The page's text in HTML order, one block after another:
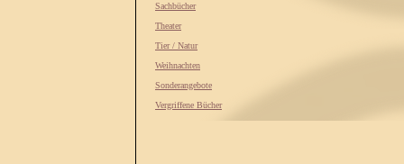
Sachbücher
Theater
Tier / Natur
Weihnachten
Sonderangebote
Vergriffene Bücher